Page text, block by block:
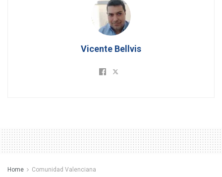
Vicente Bellvis
Home Comunidad Valenciana